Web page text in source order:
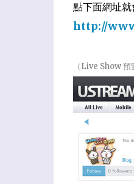
點下面網址
http://
（Live Show 預